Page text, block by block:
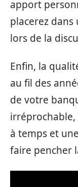
apport
placerez
lors de la
Enfin, la
au fil des
de votre
irréprochable,
à temps et
faire pencher